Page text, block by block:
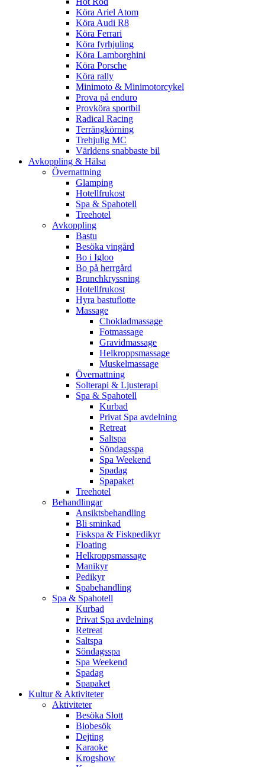
Köra Ariel Atom
Köra Audi R8
Köra Ferrari
Köra fyrhjuling
Köra Lamborghini
Köra Porsche
Köra rally
Minimoto & Minimotorcykel
Prova på enduro
Provköra sportbil
Radical Racing
Terrängkörning
Trehjulig MC
Världens snabbaste bil
Avkoppling & Hälsa
Övernattning
Glamping
Hotellfrukost
Spa & Spahotell
Treehotel
Avkoppling
Bastu
Besöka vingård
Bo i Igloo
Bo på herrgård
Brunchkryssning
Hotellfrukost
Hyra bastuflotte
Massage
Chokladmassage
Fotmassage
Gravidmassage
Helkroppsmassage
Muskelmassage
Övernattning
Solterapi & Ljusterapi
Spa & Spahotell
Kurbad
Privat Spa avdelning
Retreat
Saltspa
Söndagsspa
Spa Weekend
Spadag
Spapaket
Treehotel
Behandlingar
Ansiktsbehandling
Bli sminkad
Fiskspa & Fiskpedikyr
Floating
Helkroppsmassage
Manikyr
Pedikyr
Spabehandling
Spa & Spahotell
Kurbad
Privat Spa avdelning
Retreat
Saltspa
Söndagsspa
Spa Weekend
Spadag
Spapaket
Kultur & Aktiviteter
Aktiviteter
Besöka Slott
Biobesök
Dejting
Karaoke
Krogshow